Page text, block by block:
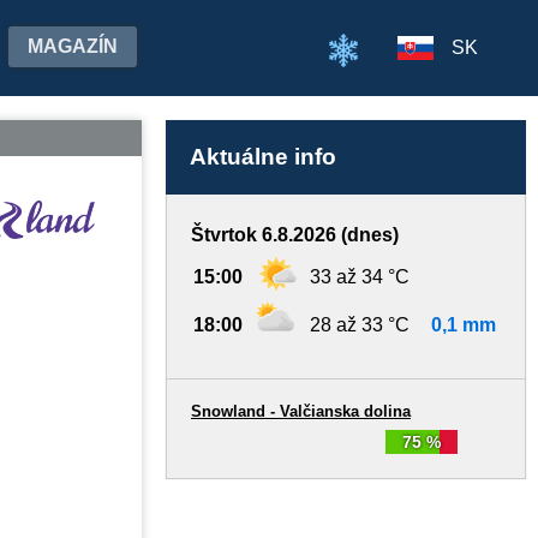
MAGAZÍN SK
Aktuálne info
Štvrtok 6.8.2026 (dnes)
15:00 33 až 34 °C
18:00 28 až 33 °C 0,1 mm
75 %
Snowland - Valčianska dolina